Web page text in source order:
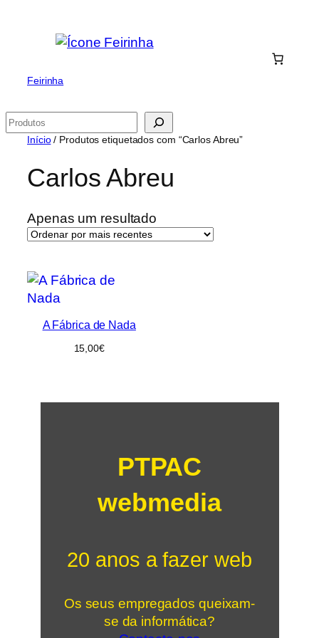
Feirinha
Pesquisar
Início/ Produtos etiquetados com “Carlos Abreu”
Carlos Abreu
Apenas um resultado
A Fábrica de Nada
15,00€
PTPAC
webmedia
20 anos a fazer web
Os seus empregados queixam-
se da informática?